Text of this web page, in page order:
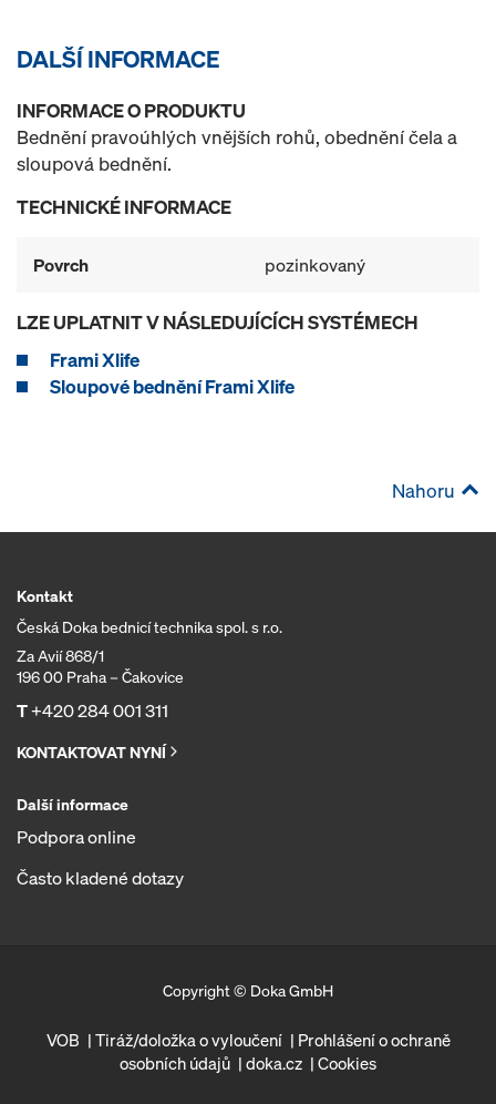
DALŠÍ INFORMACE
INFORMACE O PRODUKTU
Bednění pravoúhlých vnějších rohů, obednění čela a
sloupová bednění.
TECHNICKÉ INFORMACE
Povrch pozinkovaný
LZE UPLATNIT V NÁSLEDUJÍCÍCH SYSTÉMECH
Frami Xlife
Sloupové bednění Frami Xlife
Nahoru
Kontakt
Česká Doka bednicí technika spol. s r.o.
Za Avií 868/1
196 00 Praha – Čakovice
T+420 284 001 311
KONTAKTOVAT NYNÍ
Další informace
Podpora online
Často kladené dotazy
Copyright © Doka GmbH
VOB Tiráž/doložka o vyloučení
Prohlášení o ochraně
osobních údajů
doka.cz Cookies